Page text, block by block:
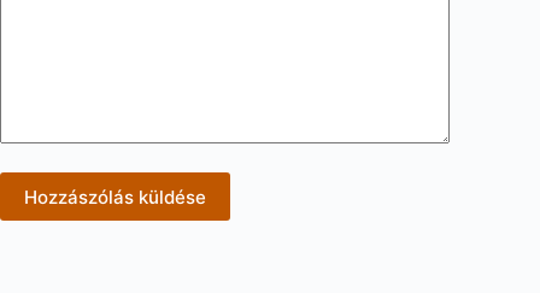
Hozzászólás küldése